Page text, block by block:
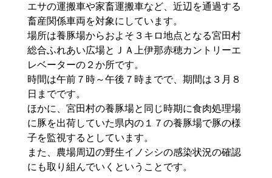
エサの運搬車や家畜運搬車など、近辺を通過する
畜産関係車両を対象にしています。
場所は養豚場からおよそ３キロ地点となる宮田村
総合ふれあい広場とＪＡ上伊那赤穂カントリーエ
レベーターの２か所です。
時間は午前７時～午後７時までで、期間は３月８
日までです。
ほかに、宮田村の養豚場と同じ時期に食肉処理場
に豚を出荷していた県内の１７の養豚場で豚の様
子を監視するとしています。
また、農場周辺の野生イノシシの感染状況の確認
にも取り組んでいくということです。